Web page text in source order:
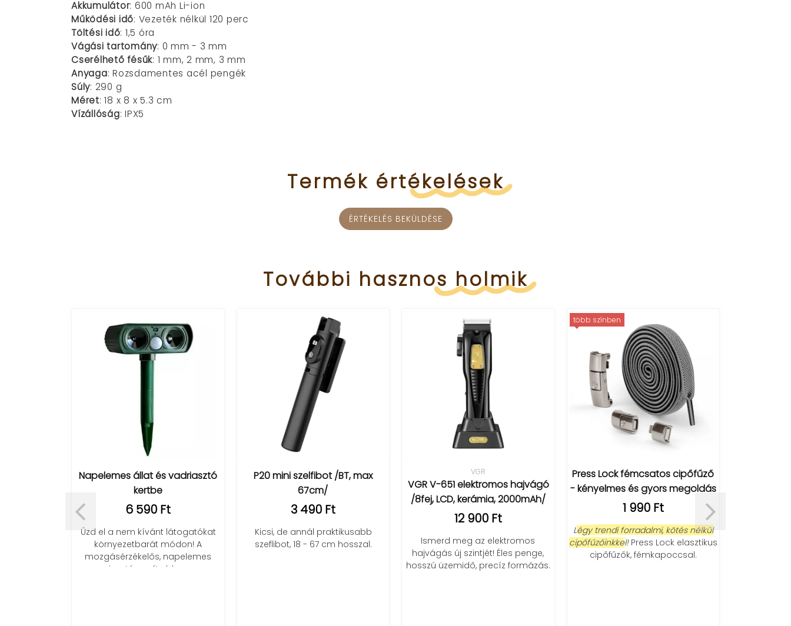
Akkumulátor: 600 mAh Li-ion
Működési idő: Vezeték nélkül 120 perc
Töltési idő: 1,5 óra
Vágási tartomány: 0 mm - 3 mm
Cserélhető fésűk: 1 mm, 2 mm, 3 mm
Anyaga: Rozsdamentes acél pengék
Súly: 290 g
Méret: 18 x 8 x 5.3 cm
Vízállóság: IPX5
Termék értékelések
ÉRTÉKELÉS BEKÜLDÉSE
További hasznos holmik
Napelemes állat és vadriasztó
kertbe
6 590 Ft
Űzd el a nem kívánt látogatókat
környezetbarát módon! A
mozgásérzékelős, napelemes
riasztó segít ebben.
P20 mini szelfibot /BT, max
67cm/
3 490 Ft
Kicsi, de annál praktikusabb
szeflibot, 18 - 67 cm hosszal.
VGR
VGR V-651 elektromos hajvágó
/8fej, LCD, kerámia, 2000mAh/
12 900 Ft
Ismerd meg az elektromos
hajvágás új szintjét! Éles penge,
hosszú üzemidő, precíz formázás.
több színben
Press Lock fémcsatos cipőfűző
- kényelmes és gyors megoldás
1 990 Ft
Légy trendi forradalmi, kötés nélkül
cipőfűzőinkkel!Press Lock elasztikus
cipőfűzők, fémkapoccsal.